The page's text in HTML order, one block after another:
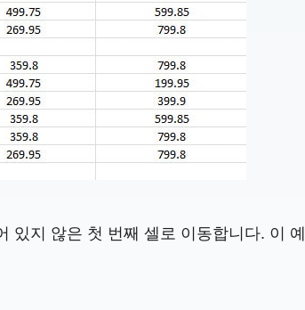
지 않은 첫 번째 셀로 이동합니다. 이